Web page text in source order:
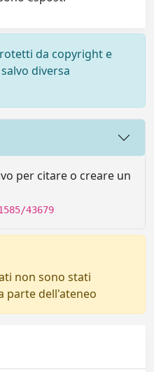
da copyright e
diversa
per citare o creare un
43679
non sono stati
parte dell'ateneo